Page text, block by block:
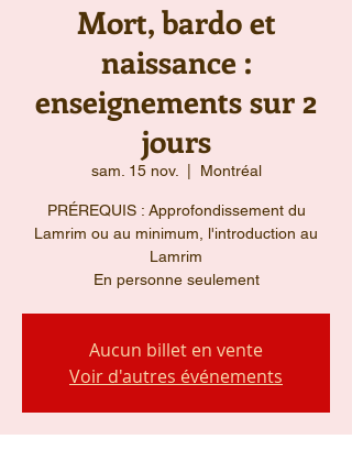
Mort, bardo et
naissance :
enseignements sur 2
jours
sam. 15 nov. Montréal
PRÉREQUIS : Approfondissement du
Lamrim ou au minimum, l'introduction au
Lamrim
En personne seulement
Aucun billet en vente
Voir d'autres événements